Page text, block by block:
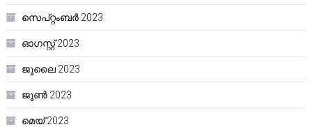
സെപ്റ്റംബർ 2023
ഓഗസ്റ്റ്‌ 2023
ജൂലൈ 2023
ജൂൺ 2023
മെയ്‌ 2023